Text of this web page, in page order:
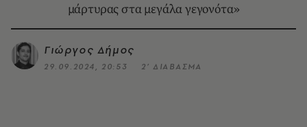
μάρτυρας στα μεγάλα γεγονότα»
Γιώργος Δήμος
29.09.2024, 20:53 2’ ΔΙΑΒΑΣΜΑ